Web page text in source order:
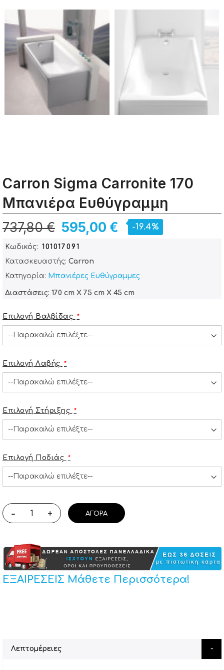
Carron Sigma Carronite 170
Μπανιέρα Ευθύγραμμη
595,00 €
737,80 € -19.4%
Κωδικός
101017091
Κατασκευαστής: Carron
Κατηγορία: Μπανιέρες Ευθύγραμμες
Διαστάσεις: 170 cm X 75 cm X 45 cm
Επιλογή Βαλβίδας
Επιλογή Λαβής
Επιλογή Στήριξης
Επιλογή Ποδιάς
- + ΑΓΟΡΆ
ΕΞΑΙΡΕΣΕΙΣ Μάθετε Περισσότερα!
Λεπτομέρειες